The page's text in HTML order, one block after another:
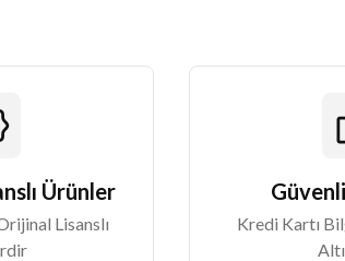
Ürünler
Lisanslı
Kredi Kartı